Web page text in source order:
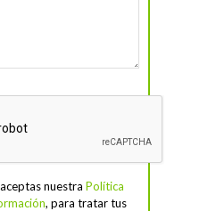
nuestra Política
, para tratar tus